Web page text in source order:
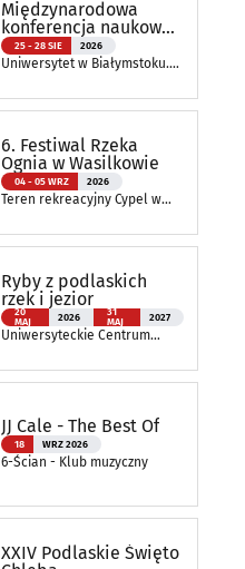
Międzynarodowa
konferencja naukowa
ATEE Annual
Conference 2026
25 - 28 SIE 2026
Uniwersytet w Białymstoku.
6. Festiwal Rzeka
Ognia w Wasilkowie
04 - 05 WRZ 2026
Teren rekreacyjny Cypel w
Ryby z podlaskich
rzek i jezior
20
MAJ
2026
31
MAJ
2027
Uniwersyteckie Centrum
Andrzeja Myrchy
JJ Cale - The Best Of
18 WRZ 2026
6-Ścian - Klub muzyczny
XXIV Podlaskie Święto